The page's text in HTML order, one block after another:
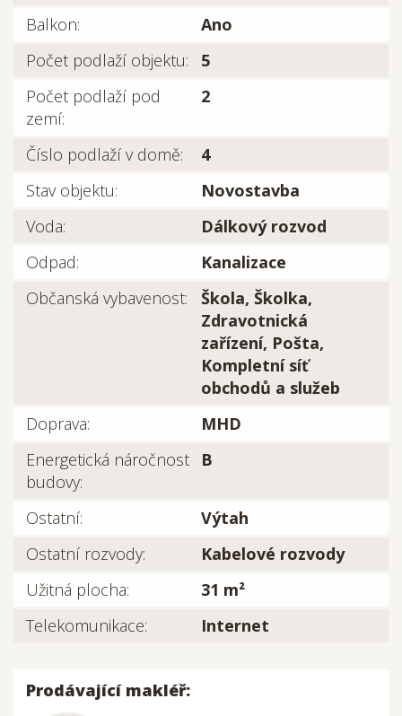
Balkon:
Ano
Počet podlaží objektu:
5
Počet podlaží pod
zemí:
2
Číslo podlaží v domě:
4
Stav objektu:
Novostavba
Voda:
Dálkový rozvod
Odpad:
Kanalizace
Občanská vybavenost:
Škola, Školka,
Zdravotnická
zařízení, Pošta,
Kompletní síť
obchodů a služeb
Doprava:
MHD
Energetická náročnost
budovy:
B
Ostatní:
Výtah
Ostatní rozvody:
Kabelové rozvody
Užitná plocha:
31 m²
Telekomunikace:
Internet
Prodávající makléř: